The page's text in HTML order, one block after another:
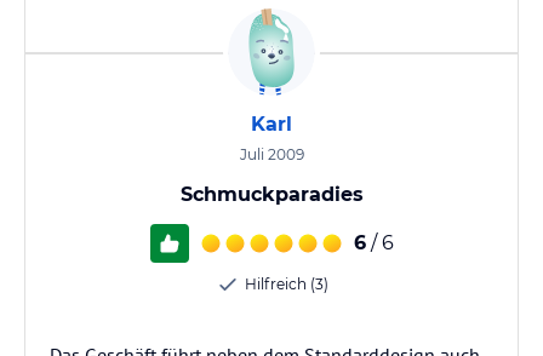
Karl
Juli 2009
Schmuckparadies
6 / 6
Hilfreich (3)